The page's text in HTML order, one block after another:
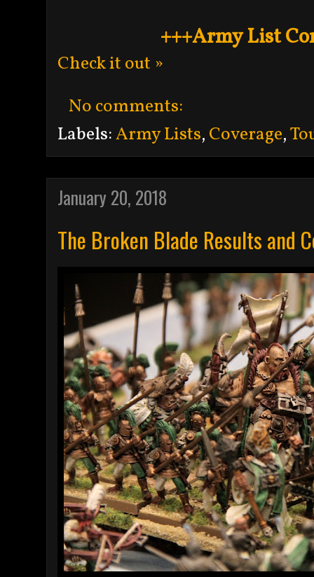
+++Army List
Check it out »
No comments:
Labels:Army Lists, Coverage,
January 20, 2018
The Broken Blade Results and